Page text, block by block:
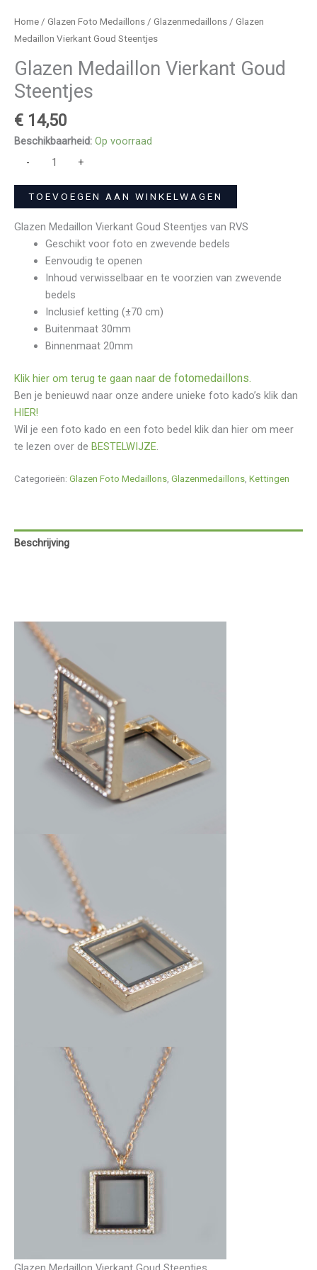
Home / Glazen Foto Medaillons / Glazenmedaillons / Glazen
Medaillon Vierkant Goud Steentjes
Glazen Medaillon Vierkant Goud
Steentjes
€ 14,50
Beschikbaarheid: Op voorraad
-
+
TOEVOEGEN AAN WINKELWAGEN
Glazen Medaillon Vierkant Goud Steentjes van RVS
Geschikt voor foto en zwevende bedels
Eenvoudig te openen
Inhoud verwisselbaar en te voorzien van zwevende
bedels
Inclusief ketting (±70 cm)
Buitenmaat 30mm
Binnenmaat 20mm
Klik hier om terug te gaan naar de fotomedaillons.
Ben je benieuwd naar onze andere unieke foto kado’s klik dan
HIER!
Wil je een foto kado en een foto bedel klik dan hier om meer
te lezen over de BESTELWIJZE.
Categorieën: Glazen Foto Medaillons, Glazenmedaillons, Kettingen
Beschrijving